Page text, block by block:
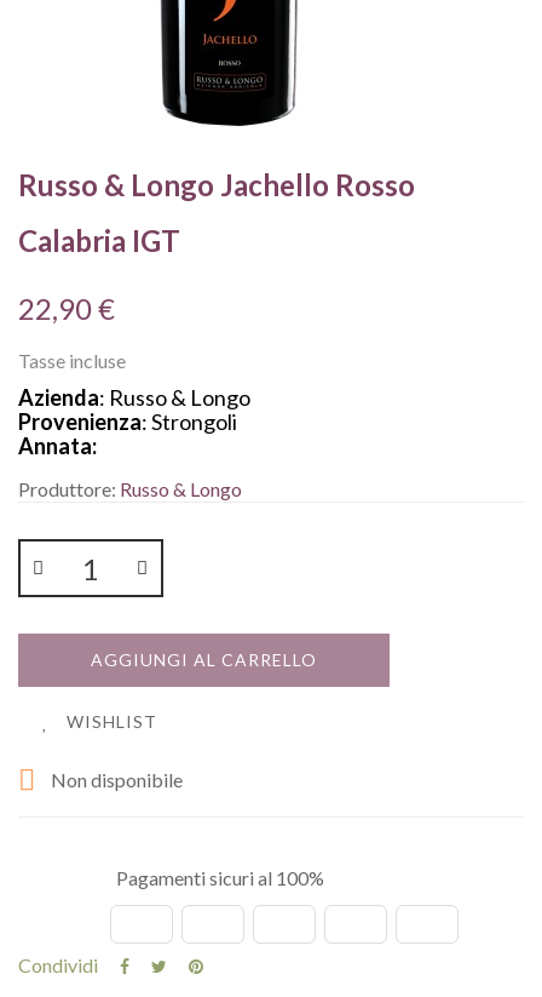
Russo & Longo Jachello Rosso
Calabria IGT
22,90 €
Tasse incluse
Azienda: Russo & Longo
Provenienza: Strongoli
Annata:
Produttore: Russo & Longo
AGGIUNGI AL CARRELLO
WISHLIST
 Non disponibile
Pagamenti sicuri al 100%
Condividi